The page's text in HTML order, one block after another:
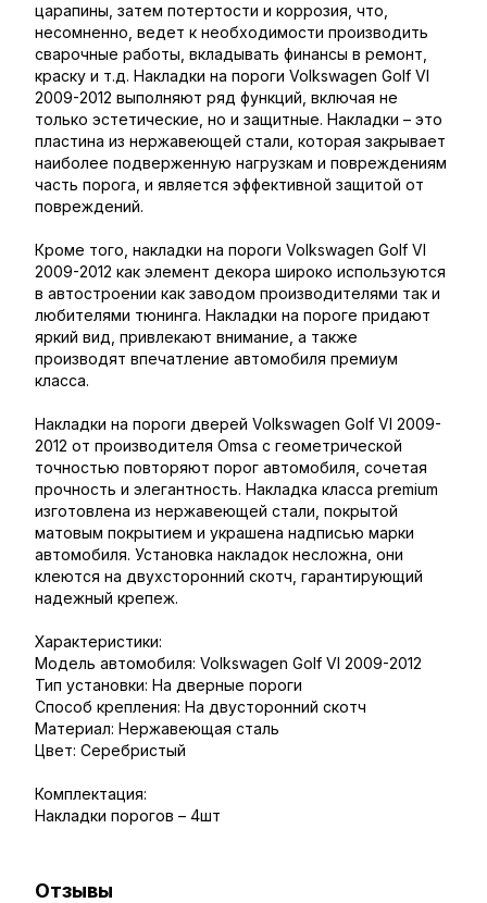
царапины, затем потертости и коррозия, что,
несомненно, ведет к необходимости производить
сварочные работы, вкладывать финансы в ремонт,
краску и т.д. Накладки на пороги Volkswagen Golf VI
2009-2012 выполняют ряд функций, включая не
только эстетические, но и защитные. Накладки – это
пластина из нержавеющей стали, которая закрывает
наиболее подверженную нагрузкам и повреждениям
часть порога, и является эффективной защитой от
повреждений.
Кроме того, накладки на пороги Volkswagen Golf VI
2009-2012 как элемент декора широко используются
в автостроении как заводом производителями так и
любителями тюнинга. Накладки на пороге придают
яркий вид, привлекают внимание, а также
производят впечатление автомобиля премиум
класса.
Накладки на пороги дверей Volkswagen Golf VI 2009-
2012 от производителя Omsa с геометрической
точностью повторяют порог автомобиля, сочетая
прочность и элегантность. Накладка класса premium
изготовлена из нержавеющей стали, покрытой
матовым покрытием и украшена надписью марки
автомобиля. Установка накладок несложна, они
клеются на двухсторонний скотч, гарантирующий
надежный крепеж.
Характеристики:
Модель автомобиля: Volkswagen Golf VI 2009-2012
Тип установки: На дверные пороги
Способ крепления: На двусторонний скотч
Материал: Нержавеющая сталь
Цвет: Серебристый
Комплектация:
Накладки порогов – 4шт
Отзывы